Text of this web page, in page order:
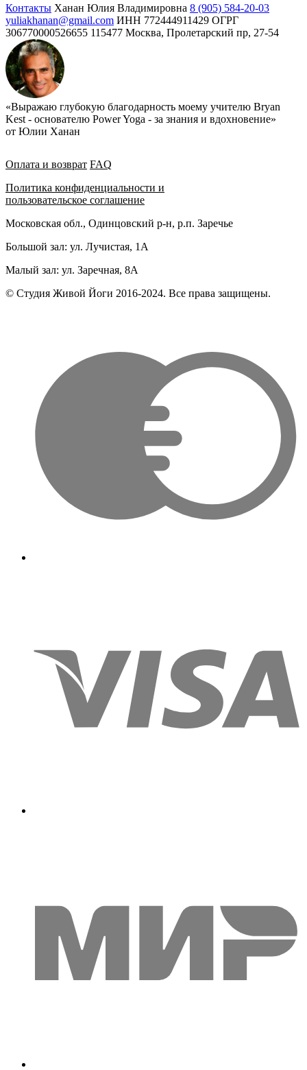
Контакты Ханан Юлия Владимировна 8 (905) 584-20-03
yuliakhanan@gmail.com ИНН 772444911429 ОГРГ
306770000526655 115477 Москва, Пролетарский пр, 27-54
«Выражаю глубокую благодарность моему учителю Bryan
Kest - основателю Power Yoga - за знания и вдохновение»
от Юлии Ханан
Оплата и возврат FAQ
Политика конфиденциальности и
пользовательское соглашение
Московская обл., Одинцовский р-н, р.п. Заречье
Большой зал: ул. Лучистая, 1А
Малый зал: ул. Заречная, 8А
© Студия Живой Йоги 2016-2024. Все права защищены.